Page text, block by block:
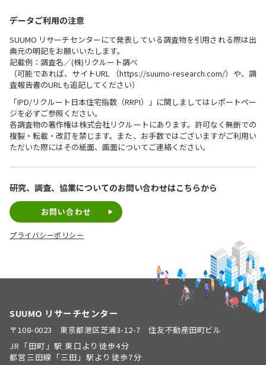
データご利用の注意
SUUMO リサーチセンターにて発表している調査物を引用される際は出
典元の明記をお願いいたします。
記載例：調査名／(株)リクルート調べ
（可能であれば、サイトURL （https://suumo-research.com/）や、調
査報告書のURLも追記してください）
「IPD/リクルート日本住宅指数（RRPI）」に関しましてはレポートペー
ジを必ずご参照ください。
各調査物の著作権は株式会社リクルートにあります。許可なく無断での
複製・転載・改訂を禁じます。また、お手数ではございますがご利用い
ただいた際にはその紙面、画面についてご連絡ください。
研究、調査、協業についてのお問い合わせはこちらから
お問い合わせ
プライバシーポリシー
SUUMO リサーチセンター
〒108-0023 東京都港区芝浦3-12-7 住友不動産田町ビル
JR「田町」駅 東口より徒歩4分
都営三田線「三田」駅より徒歩7分